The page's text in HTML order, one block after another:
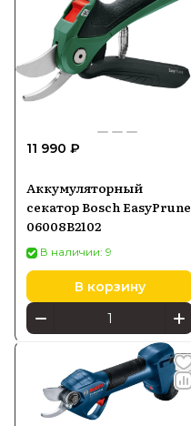
11 990 ₽
Аккумуляторный
секатор Bosch EasyPrune
06008B2102
В наличии: 9
В корзину